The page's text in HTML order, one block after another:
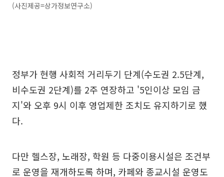
(사진제공=상가정보연구소)
정부가 현행 사회적 거리두기 단계(수도권 2.5단계,
비수도권 2단계)를 2주 연장하고 '5인이상 모임 금
지'와 오후 9시 이후 영업제한 조치도 유지하기로 했
다.
다만 헬스장, 노래장, 학원 등 다중이용시설은 조건부
로 운영을 재개하도록 하며, 카페와 종교시설 운영도